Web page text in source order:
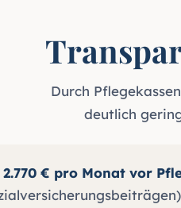
Durch
deutlich
2.770 € pro Monat vor